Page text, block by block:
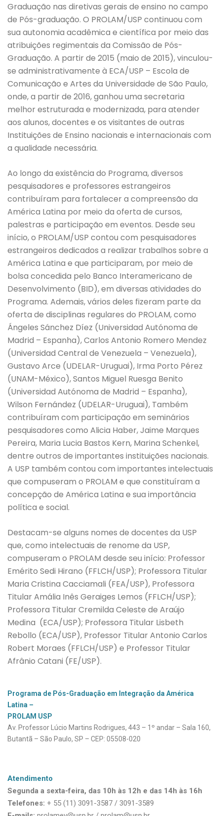
Graduação nas diretivas gerais de ensino no campo
de Pós-graduação. O PROLAM/USP continuou com
sua autonomia acadêmica e científica por meio das
atribuições regimentais da Comissão de Pós-
Graduação. A partir de 2015 (maio de 2015), vinculou-
se administrativamente à ECA/USP – Escola de
Comunicação e Artes da Universidade de São Paulo,
onde, a partir de 2016, ganhou uma secretaria
melhor estruturada e modernizada, para atender
aos alunos, docentes e os visitantes de outras
Instituições de Ensino nacionais e internacionais com
a qualidade necessária.
Ao longo da existência do Programa, diversos
pesquisadores e professores estrangeiros
contribuíram para fortalecer a compreensão da
América Latina por meio da oferta de cursos,
palestras e participação em eventos. Desde seu
início, o PROLAM/USP contou com pesquisadores
estrangeiros dedicados a realizar trabalhos sobre a
América Latina e que participaram, por meio de
bolsa concedida pelo Banco Interamericano de
Desenvolvimento (BID), em diversas atividades do
Programa. Ademais, vários deles fizeram parte da
oferta de disciplinas regulares do PROLAM, como
Ángeles Sánchez Díez (Universidad Autónoma de
Madrid – Espanha), Carlos Antonio Romero Mendez
(Universidad Central de Venezuela – Venezuela),
Gustavo Arce (UDELAR-Uruguai), Irma Porto Pérez
(UNAM-México), Santos Miguel Ruesga Benito
(Universidad Autónoma de Madrid – Espanha),
Wilson Fernández (UDELAR-Uruguai), Também
contribuíram com participação em seminários
pesquisadores como Alicia Haber, Jaime Marques
Pereira, Maria Lucia Bastos Kern, Marina Schenkel,
dentre outros de importantes instituições nacionais.
A USP também contou com importantes intelectuais
que compuseram o PROLAM e que constituíram a
concepção de América Latina e sua importância
política e social.
Destacam-se alguns nomes de docentes da USP
que, como intelectuais de renome da USP,
compuseram o PROLAM desde seu início: Professor
Emérito Sedi Hirano (FFLCH/USP); Professora Titular
Maria Cristina Cacciamali (FEA/USP), Professora
Titular Amália Inês Geraiges Lemos (FFLCH/USP);
Professora Titular Cremilda Celeste de Araújo
Medina (ECA/USP); Professora Titular Lisbeth
Rebollo (ECA/USP), Professor Titular Antonio Carlos
Robert Moraes (FFLCH/USP) e Professor Titular
Afrânio Catani (FE/USP).
Programa de Pós-Graduação em Integração da América
Latina –
PROLAM USP
Av. Professor Lúcio Martins Rodrigues, 443 – 1º andar – Sala 160,
Butantã – São Paulo, SP – CEP: 05508-020
Atendimento
Segunda a sexta-feira, das 10h às 12h e das 14h às 16h
Telefones: + 55 (11) 3091-3587 / 3091-3589